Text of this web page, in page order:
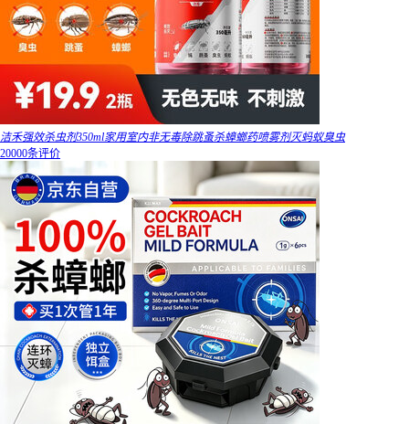
洁禾强效杀虫剂350ml家用室内非无毒除跳蚤杀蟑螂药喷雾剂灭蚂蚁臭虫
20000条评价